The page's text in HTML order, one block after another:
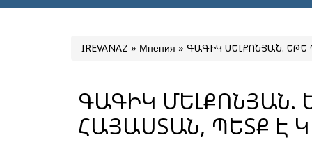
IREVANAZ » Мнения » ԳԱԳԻԿ ՄԵԼՔՈՆՅԱՆ.
ԳԱԳԻԿ ՄԵԼՔՈՆՅԱՆ.
ՀԱՅԱՍՏԱՆ, ՊԵՏՔ Է